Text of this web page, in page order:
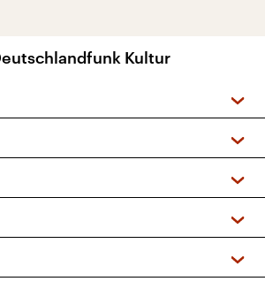
Kultur
und Podcasts
Kinderprogramm
(UKW + DAB+)